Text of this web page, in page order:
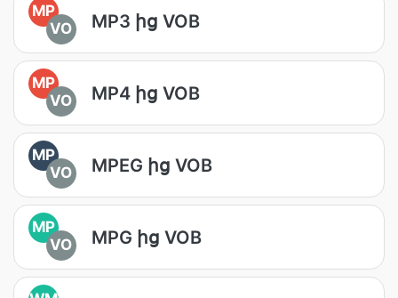
MP
VO
MP3 ից VOB
MP
VO
MP4 ից VOB
MP
VO
MPEG ից VOB
MP
VO
MPG ից VOB